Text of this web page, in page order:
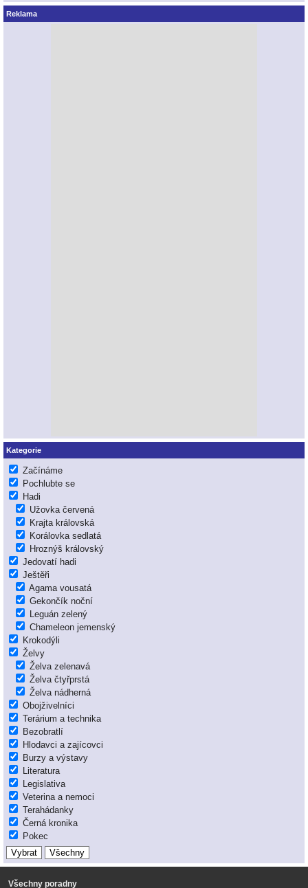
Reklama
Kategorie
Začínáme
Pochlubte se
Hadi
Užovka červená
Krajta královská
Korálovka sedlatá
Hroznýš královský
Jedovatí hadi
Ještěři
Agama vousatá
Gekončík noční
Leguán zelený
Chameleon jemenský
Krokodýli
Želvy
Želva zelenavá
Želva čtyřprstá
Želva nádherná
Obojživelníci
Terárium a technika
Bezobratlí
Hlodavci a zajícovci
Burzy a výstavy
Literatura
Legislativa
Veterina a nemoci
Terahádanky
Černá kronika
Pokec
Všechny poradny